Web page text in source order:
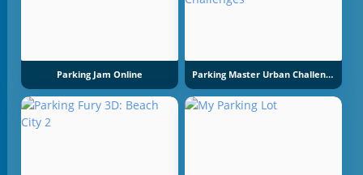
Parking Jam Online Parking Master Urban Challenges